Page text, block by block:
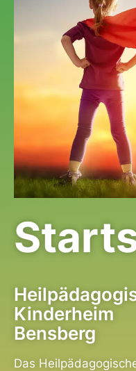
Kinderheim
Bensberg
Das